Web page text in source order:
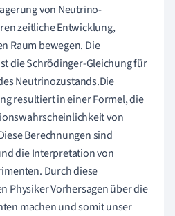
von Neutrino-
zeitliche Entwicklung,
Raum bewegen. Die
die Schrödinger-Gleichung für
Neutrinozustands.Die
resultiert in einer Formel, die
von
Berechnungen sind
die Interpretation von
Durch diese
Physiker Vorhersagen über die
machen und somit unser